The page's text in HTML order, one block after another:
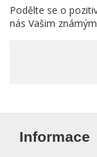
Podělte se o
nás Vašim
Informace